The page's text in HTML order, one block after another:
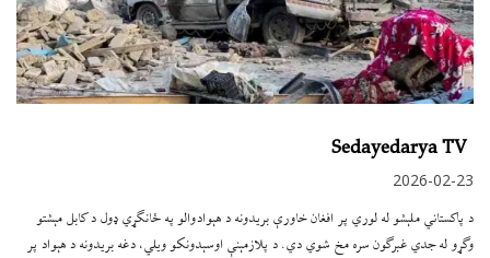
Sedayedarya TV
2026-02-23
د پاکستاني ملېشو له لوري پر افغان خاورې بریدونه د هېوادوالو په ځانګړي ډول د کابل مېشتو
وګړو له جدي غبرګون سره مخ شوي دي. د پلازمېنې اوسېدونکو ویلي، دغه بریدونه د هېواد پر